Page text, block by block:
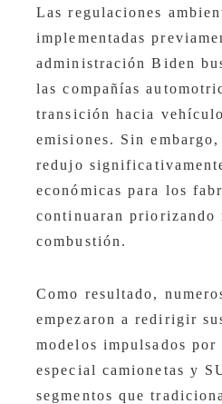
Las regulaciones
implementadas
administración Biden
las compañías
transición hacia
emisiones. Sin
redujo
económicas para los
continuaran priorizando
combustión.
Como resultado,
empezaron a redirigir
modelos impulsados por
especial camionetas y
segmentos que